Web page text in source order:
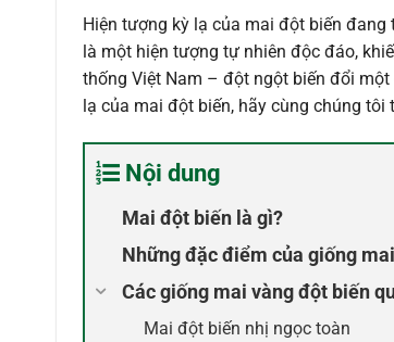
Hiện tượng kỳ lạ của mai đột biến
là một hiện tượng tự nhiên độc đáo,
thống Việt Nam – đột ngột biến đổi
lạ của mai đột biến, hãy cùng chúng tôi
Nội dung
Mai đột biến là gì?
Những đặc điểm của giống
Các giống mai vàng đột biến
Mai đột biến nhị ngọc toàn